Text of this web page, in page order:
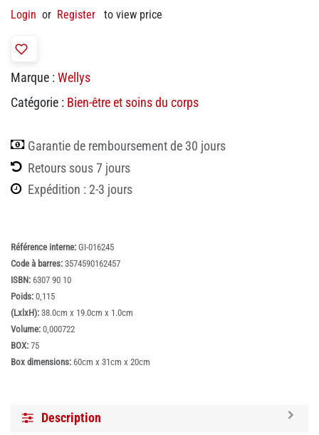
Login or Register to view price
Marque : Wellys
Catégorie : Bien-être et soins du corps
Garantie de remboursement de 30 jours
Retours sous 7 jours
Expédition : 2-3 jours
Référence interne: GI-016245
Code à barres: 3574590162457
ISBN: 6307 90 10
Poids: 0,115
(LxlxH): 38.0cm x 19.0cm x 1.0cm
Volume: 0,000722
BOX: 75
Box dimensions: 60cm x 31cm x 20cm
Description